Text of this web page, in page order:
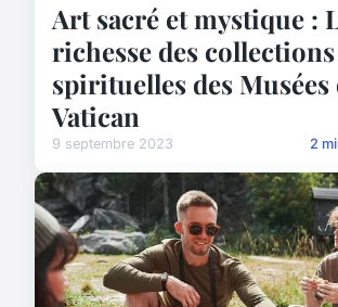
Art sacré et mystique :
richesse des collections
spirituelles des Musées
Vatican
9 septembre 2023 2